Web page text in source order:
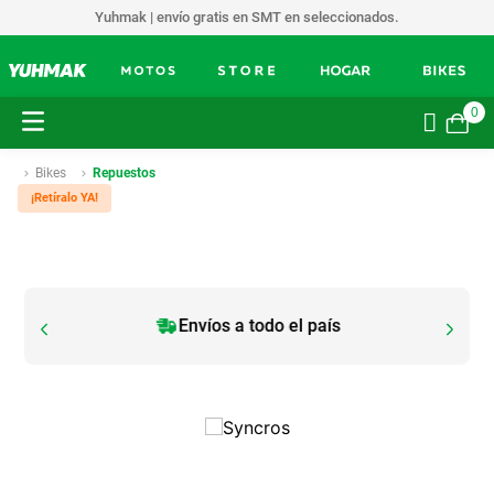
Yuhmak | envío gratis en SMT en seleccionados.
0
Bikes Repuestos
¡Retíralo YA!
Envíos a todo el país